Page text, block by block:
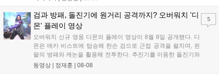
하는 몰입감 있는 서사와 조합을 구현하며 시리즈의 미래를 향한
새로운 가능성을 제시했다....
검과 방패, 돌진기에 원거리 공격까지? 오버워치 '디
몬' 플레이 영상
오버워치 신규 영웅 디몬의 플레이 영상이 8월 8일 공개됐다. 디
몬은 메카 비스트에 탑승해 한손 검으로 근접 공격을 펼치며, 왼
팔의 방패와 캐논을 활용해 전투한다. 추진기를 이용한 돌진기와
참격 형태의 궁극기를 보유했고, 메카 파괴 시 맨몸으로 기관총을
동영상 | 정재훈 08-08
5